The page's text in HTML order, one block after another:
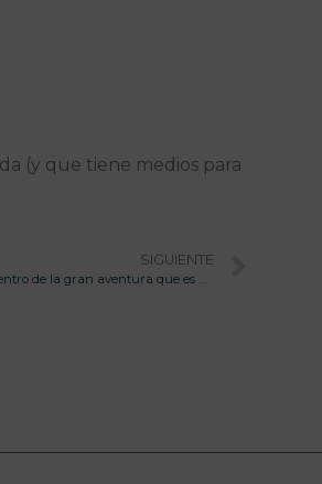
(y que tiene medios para
SIGUIENTE
“Hay que marcarse objetivos alcanzables dentro de la gran aventura que es hacer una tesis”